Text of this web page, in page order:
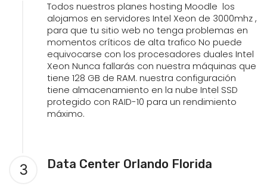
Todos nuestros planes hosting Moodle los
alojamos en servidores Intel Xeon de 3000mhz ,
para que tu sitio web no tenga problemas en
momentos críticos de alta trafico No puede
equivocarse con los procesadores duales Intel
Xeon Nunca fallarás con nuestra máquinas que
tiene 128 GB de RAM. nuestra configuración
tiene almacenamiento en la nube Intel SSD
protegido con RAID-10 para un rendimiento
máximo.
3 Data Center Orlando Florida